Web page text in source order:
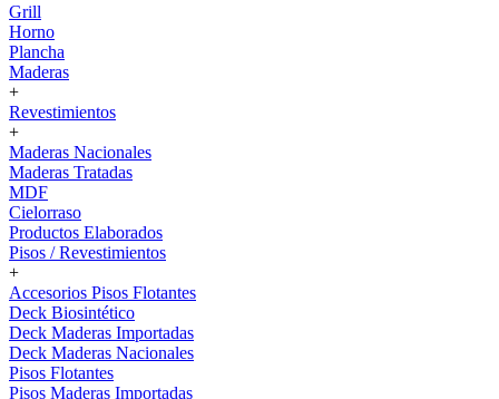
Grill
Horno
Plancha
Maderas
+
Revestimientos
+
Maderas Nacionales
Maderas Tratadas
MDF
Cielorraso
Productos Elaborados
Pisos / Revestimientos
+
Accesorios Pisos Flotantes
Deck Biosintético
Deck Maderas Importadas
Deck Maderas Nacionales
Pisos Flotantes
Pisos Maderas Importadas